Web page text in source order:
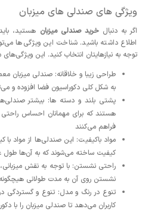
ویژگی‌ های صندلی‌ های میزبان
اگر به دنبالخرید صندلی میزبان هستید،
اطلاع داشته باشید. شناخت این ویژگی‌ها
توجه به نیازهایتان انتخاب کنید. این
طراحی زیبا و خلاقانه: صندلی میزبان
به شکل کلی دکوراسیون فضا افزوده و
پشتی بلند و دسته‌ ها: بیشتر
هستند که برای مهمانان احساس
فراهم می‌کنند
مواد باکیفیت: این صندلی‌ها از مواد با
کیفیت ساخته می‌شوند که به آن‌ها
راحتی نشستن: با توجه به نقش
نشستن روی آن به مدت طولانی
تنوع در رنگ و مدل: تنوع و گستردگی
کاربران می‌دهد تا صندلی میزبان را با